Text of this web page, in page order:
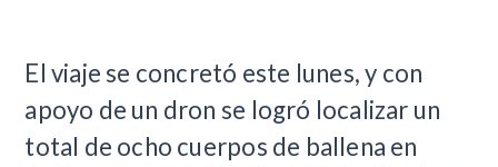
El viaje se concretó este lunes, y con
apoyo de un dron se logró localizar un
total de ocho cuerpos de ballena en